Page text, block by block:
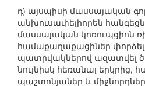
դ) այսպիսի մասսայական
անխուսափելիորեն
մասսայական կոռուպցիոն
համաքաղաքացիներ
պատրվակներով ազատվել
նույնիսկ հեռանալ երկրից,
պաշտոնյաներ և